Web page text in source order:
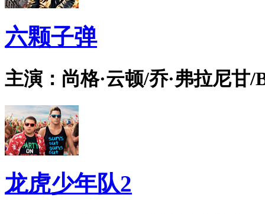
六颗子弹
主演：尚格·云顿/乔·弗拉尼甘/
龙虎少年队2